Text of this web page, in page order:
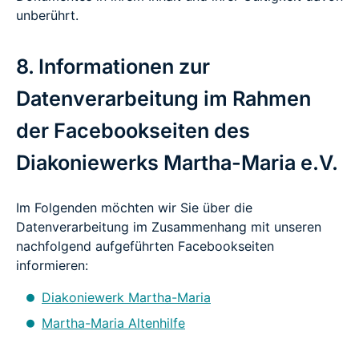
unberührt.
8. Informationen zur
Datenverarbeitung im Rahmen
der Facebookseiten des
Diakoniewerks Martha-Maria e.V.
Im Folgenden möchten wir Sie über die
Datenverarbeitung im Zusammenhang mit unseren
nachfolgend aufgeführten Facebookseiten
informieren:
Diakoniewerk Martha-Maria
Martha-Maria Altenhilfe